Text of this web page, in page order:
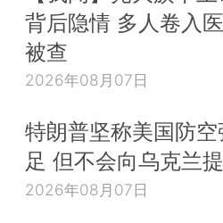
背后隐情 多人卷入
被查
2026年08月07日
特朗普坚称美国防
足 但不会向乌克兰
2026年08月07日